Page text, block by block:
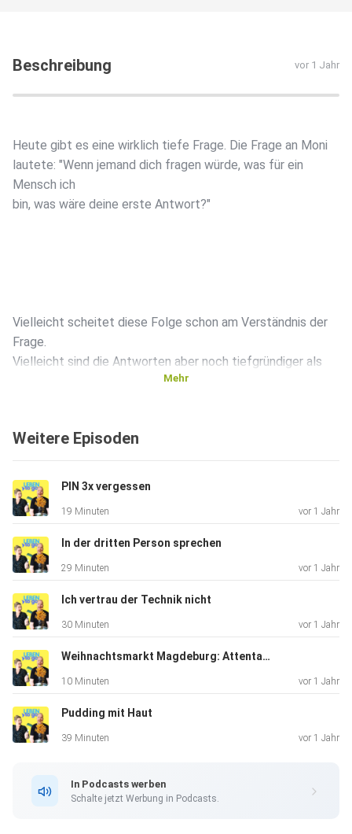
Beschreibung vor 1 Jahr
Heute gibt es eine wirklich tiefe Frage. Die Frage an Moni
lautete: "Wenn jemand dich fragen würde, was für ein
Mensch ich
bin, was wäre deine erste Antwort?"
Vielleicht scheitet diese Folge schon am Verständnis der
Frage.
Vielleicht sind die Antworten aber noch tiefgründiger als
Du hast Anregungen oder vielleicht sogar ein Lob übrig?
Schreib
uns gern ne Mail an hallo@lebentogo.de
Mehr
Weitere Episoden
PIN 3x vergessen
19 Minuten vor 1 Jahr
In der dritten Person sprechen
29 Minuten vor 1 Jahr
Ich vertrau der Technik nicht
30 Minuten vor 1 Jahr
Weihnachtsmarkt Magdeburg: Attentat in unserer Stadt
10 Minuten vor 1 Jahr
Pudding mit Haut
39 Minuten vor 1 Jahr
In Podcasts werben
Schalte jetzt Werbung in Podcasts.